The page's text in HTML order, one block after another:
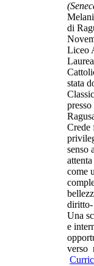
di
Liceo
stata
Crede
senso
come
diritto-
Una
e
verso